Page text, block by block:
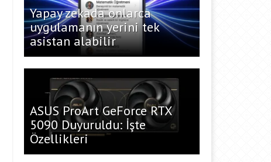
Yapay zekada onlarca
uygulamanın yerini tek
asistan alabilir
ASUS ProArt GeForce RTX
5090 Duyuruldu: İşte
Özellikleri